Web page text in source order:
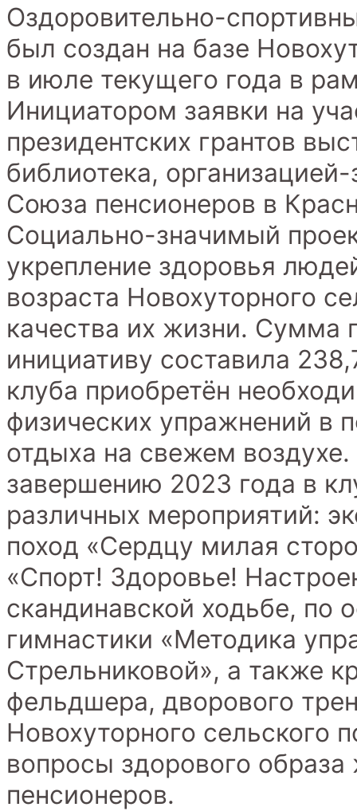
Оздоровительно-
был создан на базе
в июле текущего года в
Инициатором заявки на
президентских грантов
библиотека,
Союза пенсионеров в
Социально-значимый
укрепление здоровья
возраста Новохуторного
качества их жизни. Сумма
инициативу составила
клуба приобретён
физических упражнений в
отдыха на свежем
завершению 2023 года в
различных мероприятий:
поход «Сердцу милая
«Спорт! Здоровье!
скандинавской ходьбе, по
гимнастики «Методика
Стрельниковой», а также
фельдшера, дворового
Новохуторного сельского
вопросы здорового
пенсионеров.